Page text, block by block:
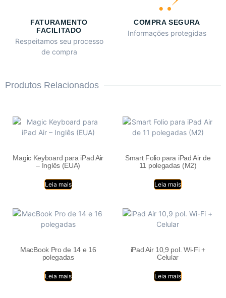
FATURAMENTO
FACILITADO
Respeitamos seu processo
de compra
COMPRA SEGURA
Informações protegidas
Produtos Relacionados
Magic Keyboard para iPad Air
– Inglês (EUA)
Leia mais
Smart Folio para iPad Air de
11 polegadas (M2)
Leia mais
MacBook Pro de 14 e 16
polegadas
Leia mais
iPad Air 10,9 pol. Wi-Fi +
Celular
Leia mais